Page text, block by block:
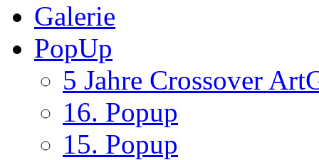
Galerie
PopUp
5 Jahre Crossover
16. Popup
15. Popup